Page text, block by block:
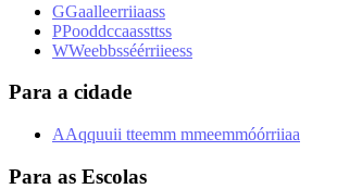
GGaalleerriiaass
PPooddccaassttss
WWeebbsséérriieess
Para a cidade
AAqquuii tteemm mmeemmóórriiaa
Para as Escolas